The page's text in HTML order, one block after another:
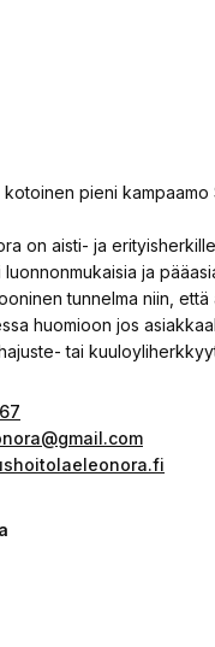
kotoinen pieni
on aisti- ja
ja
tunnelma niin,
huomioon jos
tai
kaikille aidosti
et ☺️